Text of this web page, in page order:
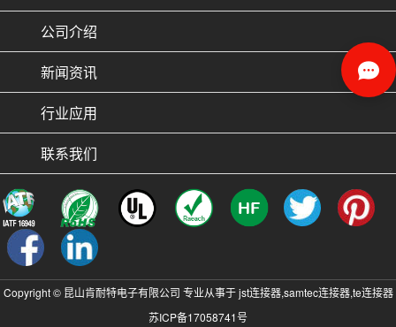
公司介绍
新闻资讯
行业应用
联系我们
Copyright © 昆山肯耐特电子有限公司 专业从事于jst连接器,samtec连接器,te连接器
苏ICP备17058741号